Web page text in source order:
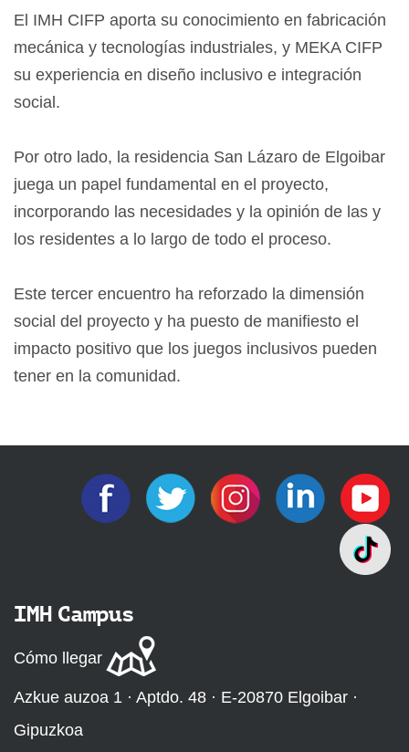
El IMH CIFP aporta su conocimiento en fabricación
mecánica y tecnologías industriales, y MEKA CIFP
su experiencia en diseño inclusivo e integración
social.
Por otro lado, la residencia San Lázaro de Elgoibar
juega un papel fundamental en el proyecto,
incorporando las necesidades y la opinión de las y
los residentes a lo largo de todo el proceso.
Este tercer encuentro ha reforzado la dimensión
social del proyecto y ha puesto de manifiesto el
impacto positivo que los juegos inclusivos pueden
tener en la comunidad.
IMH Campus
Cómo llegar
Azkue auzoa 1 · Aptdo. 48 · E-20870 Elgoibar ·
Gipuzkoa